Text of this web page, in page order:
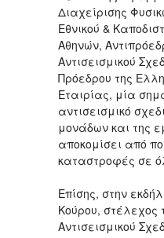
Διαχείρισης
Εθνικού &
Αθηνών,
Αντισεισμικού
Πρόεδρου της
Εταιρίας, μία
αντισεισμικό
μονάδων και της
αποκομίσει από
καταστροφές σε
Επίσης, στην
Κούρου, στέλεχος
Αντισεισμικού